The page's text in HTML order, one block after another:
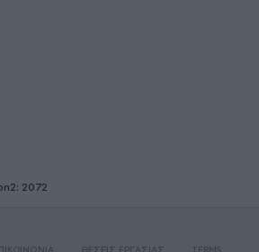
2072
ΘΕΣΕΙΣ ΕΡΓΑΣΙΑΣ TERMS